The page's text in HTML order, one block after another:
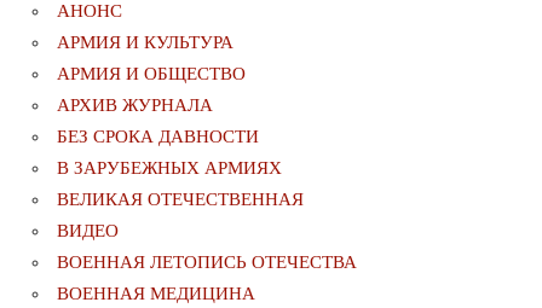
АНОНС
АРМИЯ И КУЛЬТУРА
АРМИЯ И ОБЩЕСТВО
АРХИВ ЖУРНАЛА
БЕЗ СРОКА ДАВНОСТИ
В ЗАРУБЕЖНЫХ АРМИЯХ
ВЕЛИКАЯ ОТЕЧЕСТВЕННАЯ
ВИДЕО
ВОЕННАЯ ЛЕТОПИСЬ ОТЕЧЕСТВА
ВОЕННАЯ МЕДИЦИНА